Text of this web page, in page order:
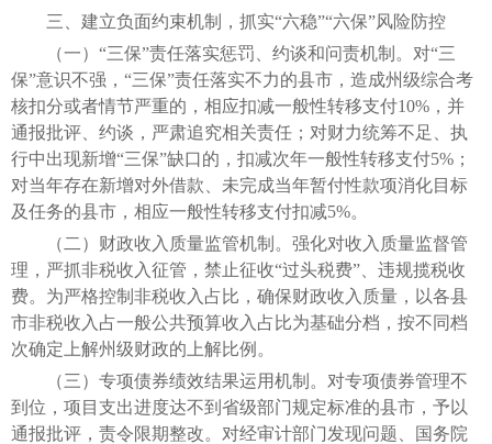
三、建立负面约束机制，抓实“六稳”“六保”风险防控
（一）“三保”责任落实惩罚、约谈和问责机制。对“三
保”意识不强，“三保”责任落实不力的县市，造成州级综合考
核扣分或者情节严重的，相应扣减一般性转移支付10%，并
通报批评、约谈，严肃追究相关责任；对财力统筹不足、执
行中出现新增“三保”缺口的，扣减次年一般性转移支付5%；
对当年存在新增对外借款、未完成当年暂付性款项消化目标
及任务的县市，相应一般性转移支付扣减5%。
（二）财政收入质量监管机制。强化对收入质量监督管
理，严抓非税收入征管，禁止征收“过头税费”、违规揽税收
费。为严格控制非税收入占比，确保财政收入质量，以各县
市非税收入占一般公共预算收入占比为基础分档，按不同档
次确定上解州级财政的上解比例。
（三）专项债券绩效结果运用机制。对专项债券管理不
到位，项目支出进度达不到省级部门规定标准的县市，予以
通报批评，责令限期整改。对经审计部门发现问题、国务院